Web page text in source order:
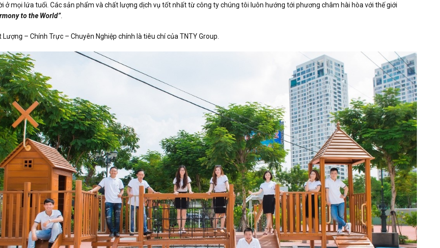
ở mọi lứa tuổi. Các sản phẩm và chất lượng dịch vụ tốt nhất từ công ty chúng tôi luôn hướng tới phương châm hài hòa với thế giới
to the World”.
Lượng – Chính Trực – Chuyên Nghiệp chính là tiêu chí của TNTY Group.